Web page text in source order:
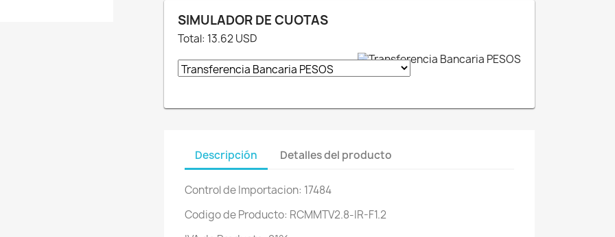
SIMULADOR DE CUOTAS
Total: 13.62USD
Descripción Detalles del producto
Control de Importacion: 17484
Codigo de Producto: RCMMTV2.8-IR-F1.2